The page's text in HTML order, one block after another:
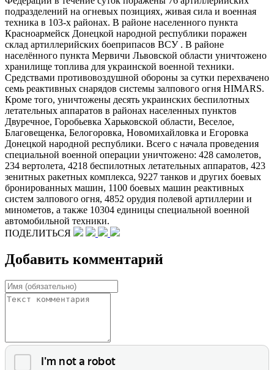
подразделений на огневых позициях, живая сила и военная
техника в 103-х районах. В районе населенного пункта
Красноармейск Донецкой народной республики поражен
склад артиллерийских боеприпасов ВСУ . В районе
населённого пункта Мервичи Львовской области уничтожено
хранилище топлива для украинской военной техники.
Средствами противовоздушной обороны за сутки перехвачено
семь реактивных снарядов системы залпового огня HIMARS.
Кроме того, уничтожены десять украинских беспилотных
летательных аппаратов в районах населенных пунктов
Двуречное, Горобьевка Харьковской области, Веселое,
Благовещенка, Белогоровка, Новомихайловка и Егоровка
Донецкой народной республики. Всего с начала проведения
специальной военной операции уничтожено: 428 самолетов,
234 вертолета, 4218 беспилотных летательных аппаратов, 423
зенитных ракетных комплекса, 9227 танков и других боевых
бронированных машин, 1100 боевых машин реактивных
систем залпового огня, 4852 орудия полевой артиллерии и
минометов, а также 10304 единицы специальной военной
автомобильной техники.
ПОДЕЛИТЬСЯ
Добавить комментарий